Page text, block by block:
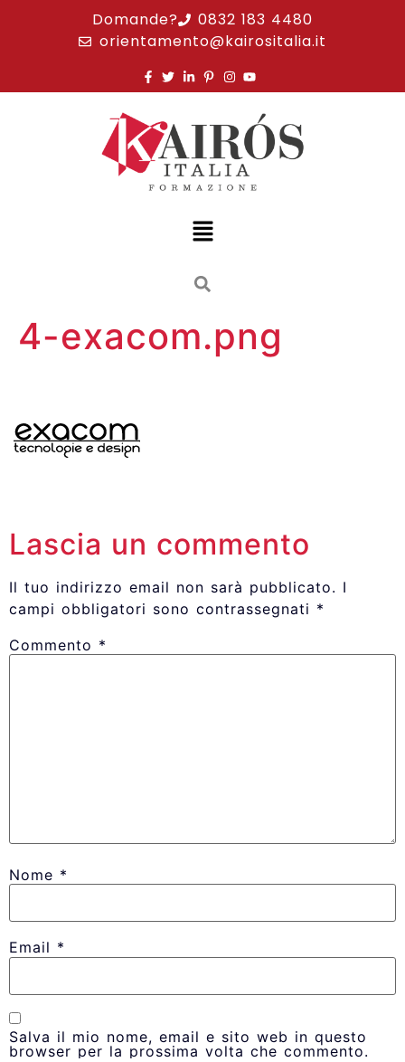
Domande?
0832 183 4480
orientamento@kairositalia.it
4-exacom.png
Lascia un commento
Il tuo indirizzo email non sarà pubblicato. I
campi obbligatori sono contrassegnati *
Commento *
Nome *
Email *
Salva il mio nome, email e sito web in questo
browser per la prossima volta che commento.